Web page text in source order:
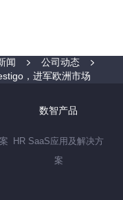
闻
公司动态
，进军欧洲市场
数智产品
HR SaaS应用及解决方
案